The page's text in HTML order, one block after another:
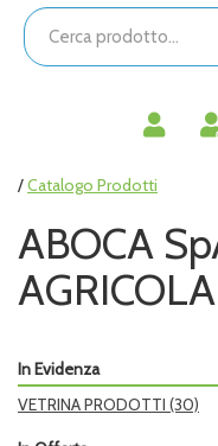
Cerca
Prodotto
/Catalogo Prodotti
ABOCA
AGRICOLA
In Evidenza
VETRINA PRODOTTI (30)